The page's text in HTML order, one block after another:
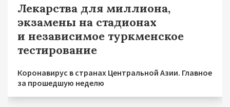
Лекарства для миллиона,
экзамены на стадионах
и независимое туркменское
тестирование
Коронавирус в странах Центральной Азии. Главное
за прошедшую неделю